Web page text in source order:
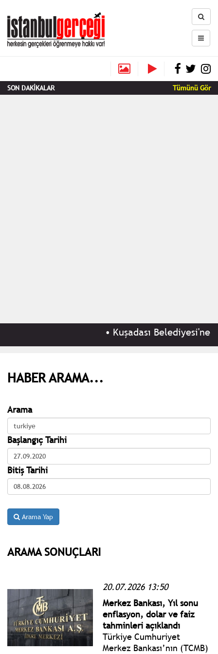
SON DAKİKALAR Tümünü Gör
Kuşadası Belediyesi'ne
HABER ARAMA...
Arama
Başlangıç Tarihi
Bitiş Tarihi
Arama Yap
ARAMA SONUÇLARI
20.07.2026 13:50
Merkez Bankası, Yıl sonu
enflasyon, dolar ve faiz
tahminleri açıklandı
Türkiye Cumhuriyet
Merkez Bankası’nın (TCMB)